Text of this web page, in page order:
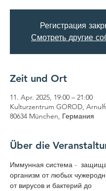
Регистрация
Смотреть другие
Zeit und Ort
11. Apr. 2025, 19:00 – 21:00
Kulturzentrum GOROD,
80634 München, Германия
Über die
Иммунная система -
организм от любых
от вирусов и бактерий до